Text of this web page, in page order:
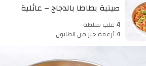
صينية بطاطا بالدجاج – عائلية
4 علب سلطه
4 أرغفة خبز من الطابون